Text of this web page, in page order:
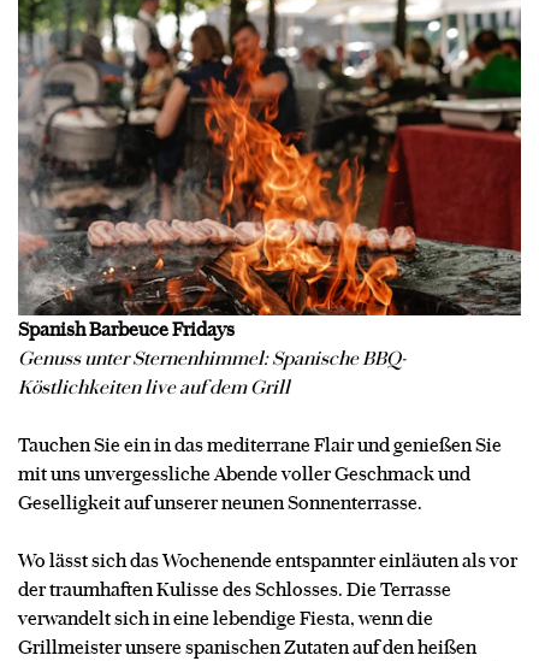
Spanish Barbeuce Fridays
Genuss unter Sternenhimmel: Spanische BBQ-
Köstlichkeiten live auf dem Grill
Tauchen Sie ein in das mediterrane Flair und genießen Sie
mit uns unvergessliche Abende voller Geschmack und
Geselligkeit auf unserer neunen Sonnenterrasse.
Wo lässt sich das Wochenende entspannter einläuten als vor
der traumhaften Kulisse des Schlosses. Die Terrasse
verwandelt sich in eine lebendige Fiesta, wenn die
Grillmeister unsere spanischen Zutaten auf den heißen